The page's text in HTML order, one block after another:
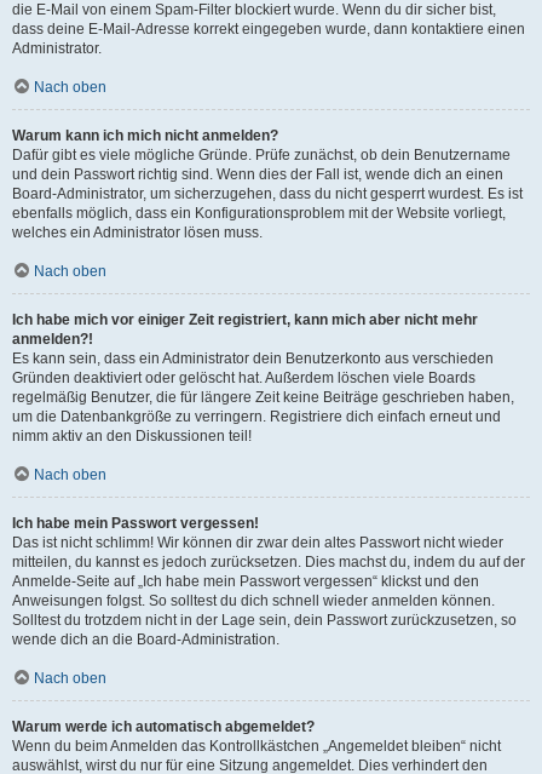
die E-Mail von einem Spam-Filter blockiert wurde. Wenn du dir sicher bist,
dass deine E-Mail-Adresse korrekt eingegeben wurde, dann kontaktiere einen
Administrator.
Nach oben
Warum kann ich mich nicht anmelden?
Dafür gibt es viele mögliche Gründe. Prüfe zunächst, ob dein Benutzername
und dein Passwort richtig sind. Wenn dies der Fall ist, wende dich an einen
Board-Administrator, um sicherzugehen, dass du nicht gesperrt wurdest. Es ist
ebenfalls möglich, dass ein Konfigurationsproblem mit der Website vorliegt,
welches ein Administrator lösen muss.
Nach oben
Ich habe mich vor einiger Zeit registriert, kann mich aber nicht mehr
anmelden?!
Es kann sein, dass ein Administrator dein Benutzerkonto aus verschieden
Gründen deaktiviert oder gelöscht hat. Außerdem löschen viele Boards
regelmäßig Benutzer, die für längere Zeit keine Beiträge geschrieben haben,
um die Datenbankgröße zu verringern. Registriere dich einfach erneut und
nimm aktiv an den Diskussionen teil!
Nach oben
Ich habe mein Passwort vergessen!
Das ist nicht schlimm! Wir können dir zwar dein altes Passwort nicht wieder
mitteilen, du kannst es jedoch zurücksetzen. Dies machst du, indem du auf der
Anmelde-Seite auf „Ich habe mein Passwort vergessen“ klickst und den
Anweisungen folgst. So solltest du dich schnell wieder anmelden können.
Solltest du trotzdem nicht in der Lage sein, dein Passwort zurückzusetzen, so
wende dich an die Board-Administration.
Nach oben
Warum werde ich automatisch abgemeldet?
Wenn du beim Anmelden das Kontrollkästchen „Angemeldet bleiben“ nicht
auswählst, wirst du nur für eine Sitzung angemeldet. Dies verhindert den